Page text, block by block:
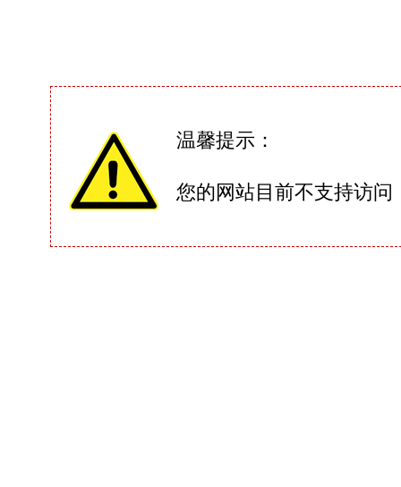
温馨提示：
您的网站目前不支持访